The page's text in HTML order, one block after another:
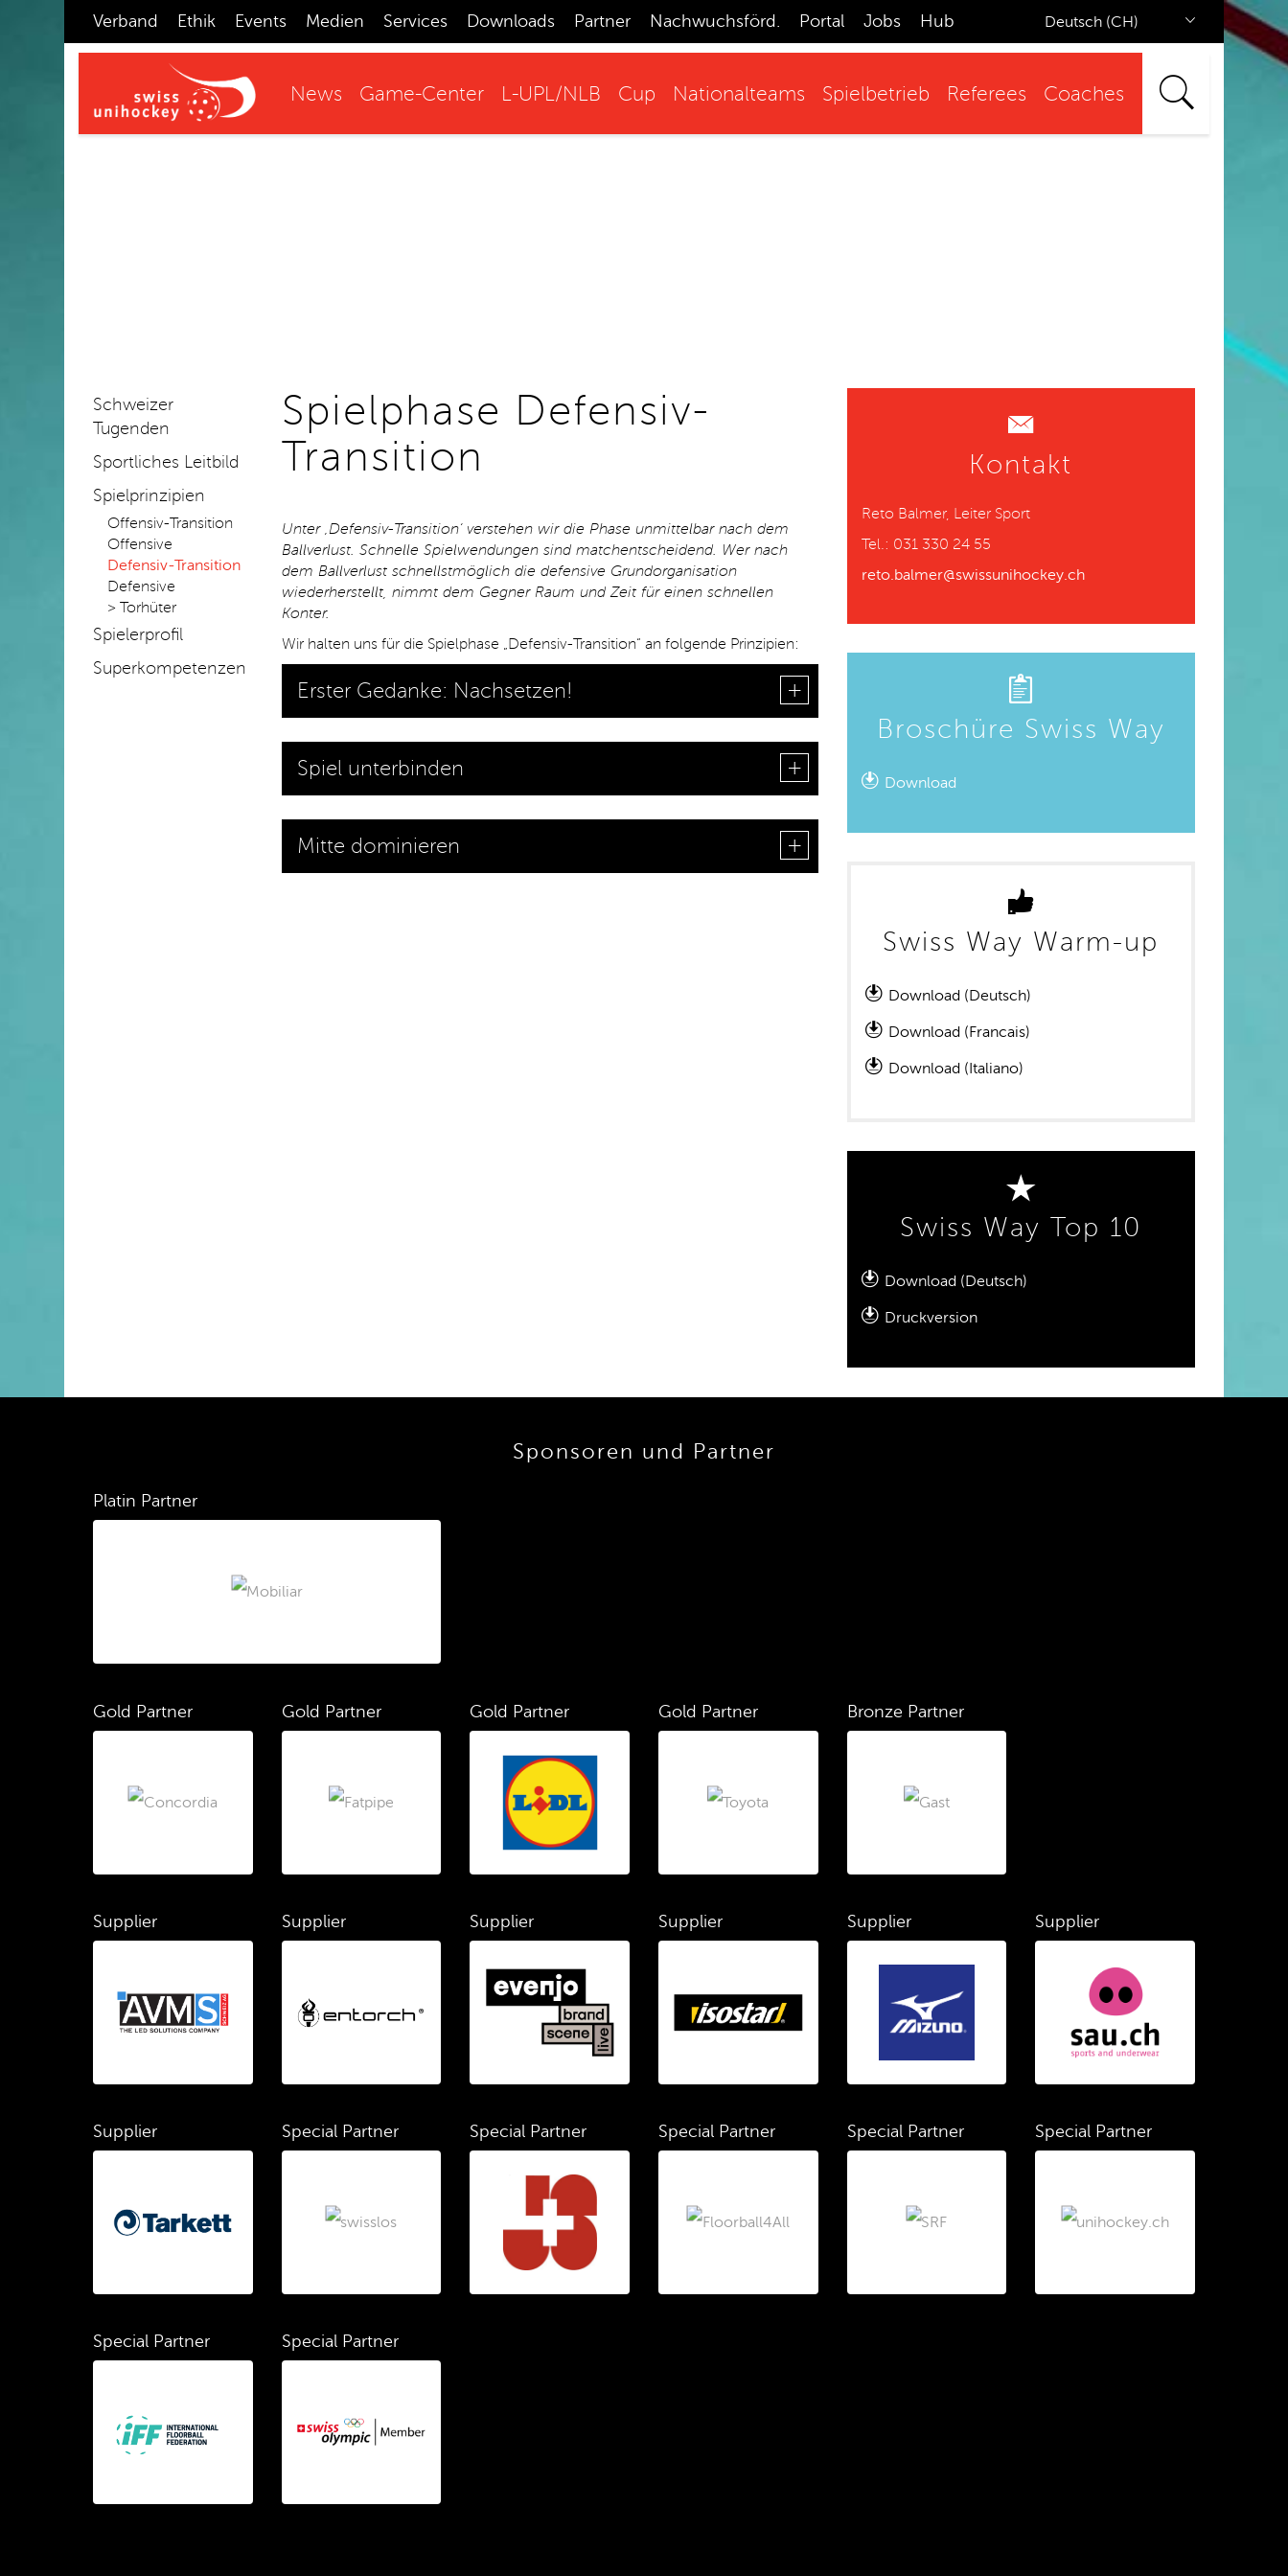
Verband Ethik Events Medien Services Downloads Partner Nachwuchsförd. Portal Jobs Hub Deutsch (CH)
News Game-Center L-UPL/NLB Cup Nationalteams Spielbetrieb Referees Coaches
Schweizer
Tugenden
Sportliches Leitbild
Spielprinzipien
Offensiv-Transition
Offensive
Defensiv-Transition
Defensive
> Torhüter
Spielerprofil
Superkompetenzen
Spielphase Defensiv-
Transition
Unter ‚Defensiv-Transition‘ verstehen wir die Phase unmittelbar nach dem
Ballverlust. Schnelle Spielwendungen sind matchentscheidend. Wer nach
dem Ballverlust schnellstmöglich die defensive Grundorganisation
wiederherstellt, nimmt dem Gegner Raum und Zeit für einen schnellen
Konter.
Wir halten uns für die Spielphase „Defensiv-Transition“ an folgende Prinzipien:
Erster Gedanke: Nachsetzen!
Spiel unterbinden
Mitte dominieren
Kontakt
Reto Balmer, Leiter Sport
Tel.: 031 330 24 55
reto.balmer@swissunihockey.ch
Broschüre Swiss Way
Download
Swiss Way Warm-up
Download (Deutsch)
Download (Francais)
Download (Italiano)
Swiss Way Top 10
Download (Deutsch)
Druckversion
Sponsoren und Partner
Platin Partner
Gold Partner Gold Partner Gold Partner Gold Partner Bronze Partner
Supplier Supplier Supplier Supplier Supplier Supplier
Supplier Special Partner Special Partner Special Partner Special Partner Special Partner
Special Partner Special Partner